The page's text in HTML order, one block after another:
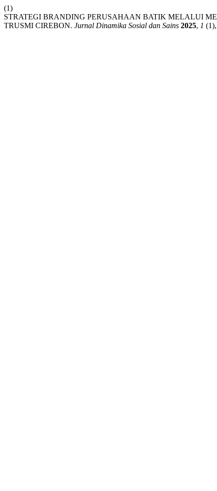
(1)
STRATEGI BRANDING PERUSAHAAN BATIK MELALUI
TRUSMI CIREBON. Jurnal Dinamika Sosial dan Sains 2025, 1